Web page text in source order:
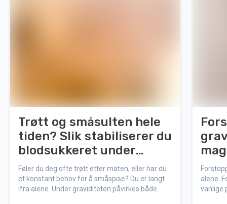
Trøtt og småsulten hele
tiden? Slik stabiliserer du
blodsukkeret under
graviditeten
Føler du deg ofte trøtt etter maten, eller har du
et konstant behov for å småspise? Du er langt
ifra alene. Under graviditeten påvirkes både
alene.
vanlige